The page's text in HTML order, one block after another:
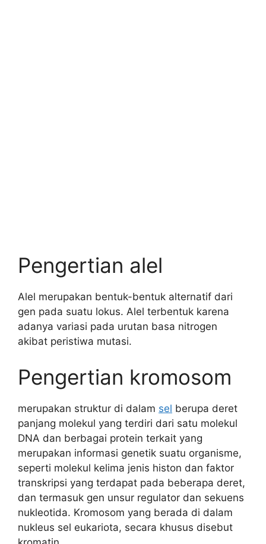
Pengertian alel
Alel merupakan bentuk-bentuk alternatif dari
gen pada suatu lokus. Alel terbentuk karena
adanya variasi pada urutan basa nitrogen
akibat peristiwa mutasi.
Pengertian kromosom
merupakan struktur di dalam sel berupa deret
panjang molekul yang terdiri dari satu molekul
DNA dan berbagai protein terkait yang
merupakan informasi genetik suatu organisme,
seperti molekul kelima jenis histon dan faktor
transkripsi yang terdapat pada beberapa deret,
dan termasuk gen unsur regulator dan sekuens
nukleotida. Kromosom yang berada di dalam
nukleus sel eukariota, secara khusus disebut